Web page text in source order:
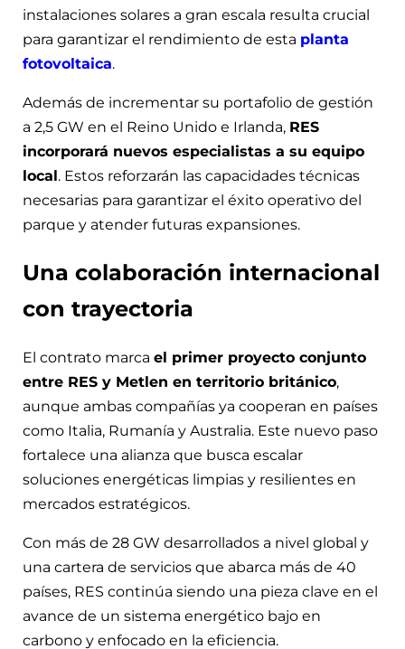
instalaciones solares a gran escala resulta crucial
para garantizar el rendimiento de esta planta
fotovoltaica.
Además de incrementar su portafolio de gestión
a 2,5 GW en el Reino Unido e Irlanda, RES
incorporará nuevos especialistas a su equipo
local. Estos reforzarán las capacidades técnicas
necesarias para garantizar el éxito operativo del
parque y atender futuras expansiones.
Una colaboración internacional
con trayectoria
El contrato marca el primer proyecto conjunto
entre RES y Metlen en territorio británico,
aunque ambas compañías ya cooperan en países
como Italia, Rumanía y Australia. Este nuevo paso
fortalece una alianza que busca escalar
soluciones energéticas limpias y resilientes en
mercados estratégicos.
Con más de 28 GW desarrollados a nivel global y
una cartera de servicios que abarca más de 40
países, RES continúa siendo una pieza clave en el
avance de un sistema energético bajo en
carbono y enfocado en la eficiencia.